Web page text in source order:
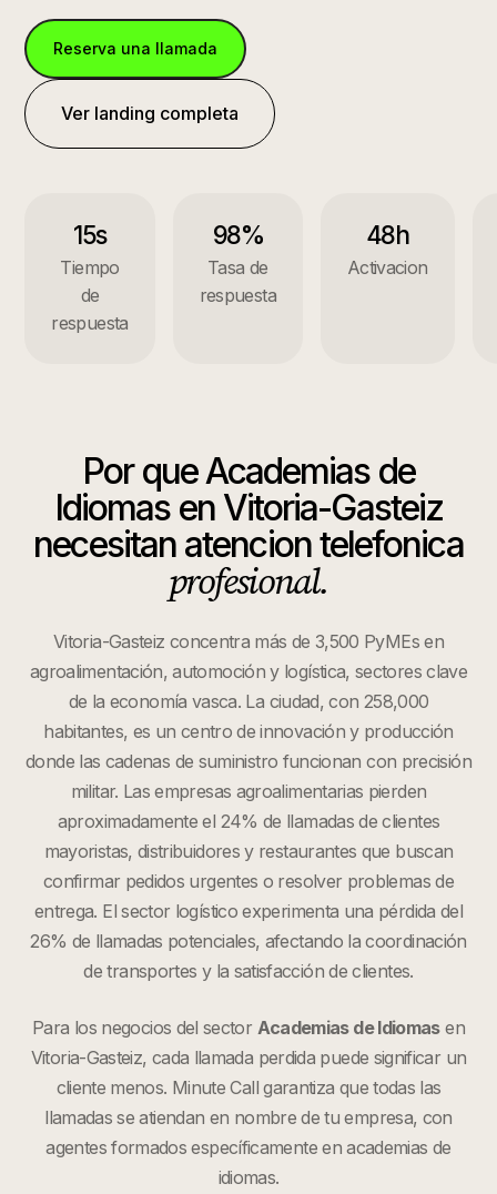
Reserva una llamada
Ver landing completa
15s
Tiempo
de
respuesta
98%
Tasa de
respuesta
48h
Activacion
Por queAcademias de
Idiomasen Vitoria-Gasteiz
necesitan atencion telefonica
profesional.
Vitoria-Gasteiz concentra más de 3,500 PyMEs en
agroalimentación, automoción y logística, sectores clave
de la economía vasca. La ciudad, con 258,000
habitantes, es un centro de innovación y producción
donde las cadenas de suministro funcionan con precisión
militar. Las empresas agroalimentarias pierden
aproximadamente el 24% de llamadas de clientes
mayoristas, distribuidores y restaurantes que buscan
confirmar pedidos urgentes o resolver problemas de
entrega. El sector logístico experimenta una pérdida del
26% de llamadas potenciales, afectando la coordinación
de transportes y la satisfacción de clientes.
Para los negocios del sector Academias de Idiomasen
Vitoria-Gasteiz, cada llamada perdida puede significar un
cliente menos. Minute Call garantiza que todas las
llamadas se atiendan en nombre de tu empresa, con
agentes formados específicamente enacademias de
idiomas.